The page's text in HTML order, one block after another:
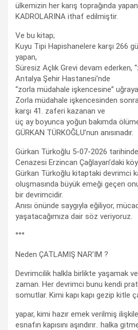
ülkemizin her karış toprağında
KADROLARINA ithaf edilmiştir.
Ve bu kitap;
Kuyu Tipi Hapishanelere karşı 266
yapan,
Süresiz Açlık Grevi devam ederken,
Antalya Şehir Hastanesi’nde
“zorla müdahale işkencesine”
Zorla müdahale işkencesinden sonra
karşı 41. zaferi kazanan ve
üç ay boyunca yoğun bakımda
GÜRKAN TÜRKOĞLU’nun anısınadır.
Gürkan Türkoğlu 5-07-2026
Cenazesi Erzincan Çağlayan’daki
Gürkan Türkoğlu kitaptaki devrimci
oluşmasında büyük emeği geçen
bir devrimcidir.
Anısı önünde saygıyla eğiliyor,
yaşatacağımıza dair söz veriyoruz.
°°°
Neden ÇATLAMIŞ NAR’IM ?
Devrimcilik halkla birlikte yaşamak
zaman. Her devrimci bunu kendi
somutlar. Kimi kapı kapı gezip kitle
yapar, kimi hazır emek verilmiş
esnafın kapısını aşındırır.. halka